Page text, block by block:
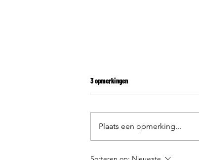
Beachhandbal
3 opmerkingen
Plaats een opmerking...